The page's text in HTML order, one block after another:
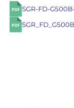
SGR-FD-